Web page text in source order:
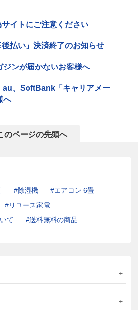
イトにご注意ください
後払い」決済終了のお知らせ
ジンが届かないお客様へ
au、SoftBank「キャリアメー
へ
のページの先頭へ
除湿機
エアコン 6畳
リユース家電
て
送料無料の商品